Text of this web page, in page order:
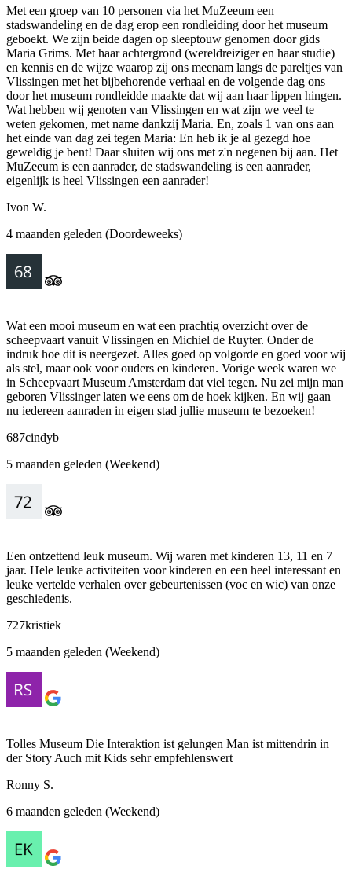
Met een groep van 10 personen via het MuZeeum een
stadswandeling en de dag erop een rondleiding door het museum
geboekt. We zijn beide dagen op sleeptouw genomen door gids
Maria Grims. Met haar achtergrond (wereldreiziger en haar studie)
en kennis en de wijze waarop zij ons meenam langs de pareltjes van
Vlissingen met het bijbehorende verhaal en de volgende dag ons
door het museum rondleidde maakte dat wij aan haar lippen hingen.
Wat hebben wij genoten van Vlissingen en wat zijn we veel te
weten gekomen, met name dankzij Maria. En, zoals 1 van ons aan
het einde van dag zei tegen Maria: En heb ik je al gezegd hoe
geweldig je bent! Daar sluiten wij ons met z'n negenen bij aan. Het
MuZeeum is een aanrader, de stadswandeling is een aanrader,
eigenlijk is heel Vlissingen een aanrader!
Ivon W.
4 maanden geleden (Doordeweeks)
Wat een mooi museum en wat een prachtig overzicht over de
scheepvaart vanuit Vlissingen en Michiel de Ruyter. Onder de
indruk hoe dit is neergezet. Alles goed op volgorde en goed voor wij
als stel, maar ook voor ouders en kinderen. Vorige week waren we
in Scheepvaart Museum Amsterdam dat viel tegen. Nu zei mijn man
geboren Vlissinger laten we eens om de hoek kijken. En wij gaan
nu iedereen aanraden in eigen stad jullie museum te bezoeken!
687cindyb
5 maanden geleden (Weekend)
Een ontzettend leuk museum. Wij waren met kinderen 13, 11 en 7
jaar. Hele leuke activiteiten voor kinderen en een heel interessant en
leuke vertelde verhalen over gebeurtenissen (voc en wic) van onze
geschiedenis.
727kristiek
5 maanden geleden (Weekend)
Tolles Museum Die Interaktion ist gelungen Man ist mittendrin in
der Story Auch mit Kids sehr empfehlenswert
Ronny S.
6 maanden geleden (Weekend)